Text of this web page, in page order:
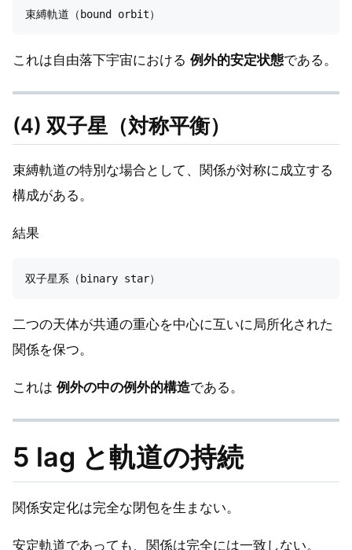
これは自由落下宇宙における 例外的安定状態である。
(4) 双子星（対称平衡）
束縛軌道の特別な場合として、関係が対称に成立する
構成がある。
結果
二つの天体が共通の重心を中心に互いに局所化された
関係を保つ。
これは 例外の中の例外的構造である。
5 lag と軌道の持続
関係安定化は完全な閉包を生まない。
安定軌道であっても、関係は完全には一致しない。